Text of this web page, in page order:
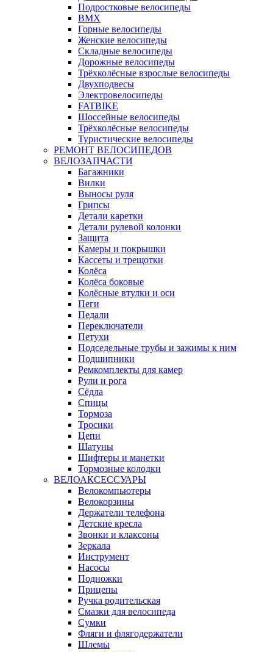
Подростковые велосипеды
BMX
Горные велосипеды
Женские велосипеды
Складные велосипеды
Дорожные велосипеды
Трёхколёсные взрослые велосипеды
Двухподвесы
Электровелосипеды
FATBIKE
Шоссейные велосипеды
Трёхколёсные велосипеды
Туристические велосипеды
РЕМОНТ ВЕЛОСИПЕДОВ
ВЕЛОЗАПЧАСТИ
Багажники
Вилки
Выносы руля
Грипсы
Детали каретки
Детали рулевой колонки
Защита
Камеры и покрышки
Кассеты и трещотки
Колёса
Колёса боковые
Колёсные втулки и оси
Пеги
Педали
Переключатели
Петухи
Подседельные трубы и зажимы к ним
Подшипники
Ремкомплекты для камер
Рули и рога
Сёдла
Спицы
Тормоза
Тросики
Цепи
Шатуны
Шифтеры и манетки
Тормозные колодки
ВЕЛОАКСЕССУАРЫ
Велокомпьютеры
Велокорзины
Держатели телефона
Детские кресла
Звонки и клаксоны
Зеркала
Инструмент
Насосы
Подножки
Прицепы
Ручка родительская
Смазки для велосипеда
Сумки
Фляги и флягодержатели
Шлемы